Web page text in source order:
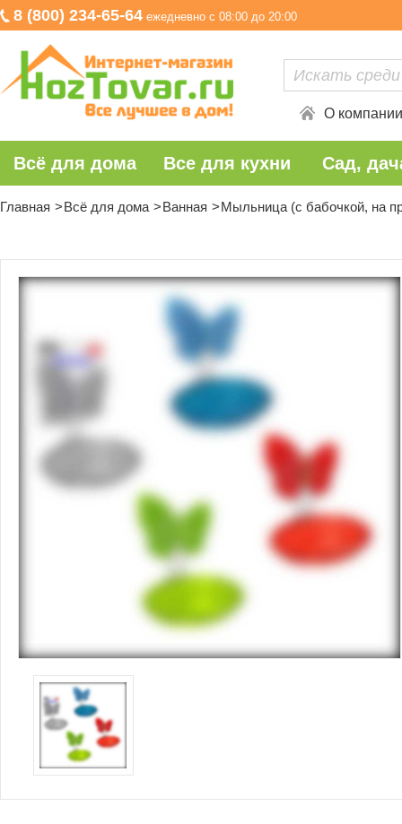
8 (800) 234-65-64 ежедневно с 08:00 до 20:00
О компании
Всё для дома Все для кухни Сад,
Главная Всё для дома Ванная Мыльница (с бабочкой, на